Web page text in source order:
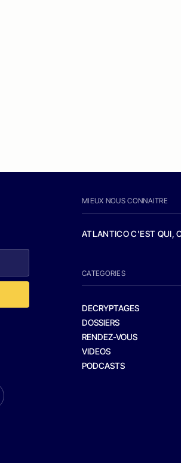
MIEUX NOUS CONNAITRE
ATLANTICO C'EST QUI,
CATEGORIES
DECRYPTAGES
DOSSIERS
RENDEZ-VOUS
VIDEOS
PODCASTS